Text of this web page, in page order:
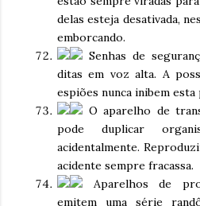
delas esteja desativada,
emborcando.
Senhas de
ditas em voz alta. A
espiões nunca inibem esta
O aparelho de
pode duplicar
acidentalmente.
acidente sempre fracassa.
Aparelhos de
emitem uma série